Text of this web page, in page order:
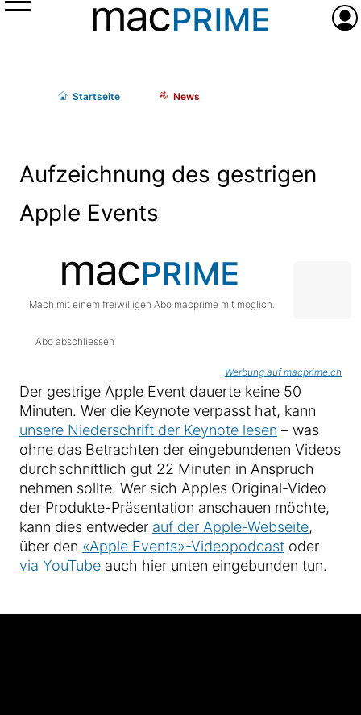
Menü
Startseite News
Aufzeichnung des gestrigen
Apple Events
Mach mit einem freiwilligen Abo macprime mit möglich.
Abo abschliessen
Werbung auf macprime.ch
Der gestrige Apple Event dauerte keine 50
Minuten. Wer die Keynote verpasst hat, kann
unsere Niederschrift der Keynote lesen – was
ohne das Betrachten der eingebundenen Videos
durchschnittlich gut 22 Minuten in Anspruch
nehmen sollte. Wer sich Apples Original-Video
der Produkte-Präsentation anschauen möchte,
kann dies entweder auf der Apple-Webseite,
über den «Apple Events»-Videopodcast oder
via YouTube auch hier unten eingebunden tun.